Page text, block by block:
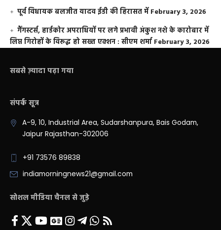
पूर्व विधायक बलजीत यादव ईडी की हिरासत में February 3, 2026
गैंगस्टर्स, हार्डकोर अपराधियों पर लगे प्रभावी अंकुश नशे के कारोबार में
लिप्त गिरोहों के विरूद्ध हो सख्त एक्शन : सीएम शर्मा February 3, 2026
सबसे ज़्यादा पढ़ा गया
संपर्क सूत्र
A-9, 10, Industrial Area, Sudarshanpura, Bais Godam,
Jaipur Rajasthan-302006
+91 73576 89838
indiamorningnews21@gmail.com
सोशल मीडिया चैनल से जुड़े